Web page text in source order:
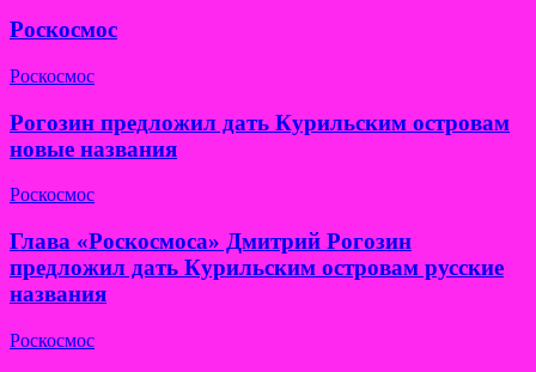
Роскосмос
Роскосмос
Рогозин предложил дать Курильским островам
новые названия
Роскосмос
Глава «Роскосмоса» Дмитрий Рогозин
предложил дать Курильским островам русские
названия
Роскосмос